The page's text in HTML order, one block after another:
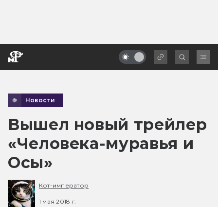
Новости
Вышел новый трейлер
«Человека-муравья и
Осы»
Кот-император
1 мая 2018 г.